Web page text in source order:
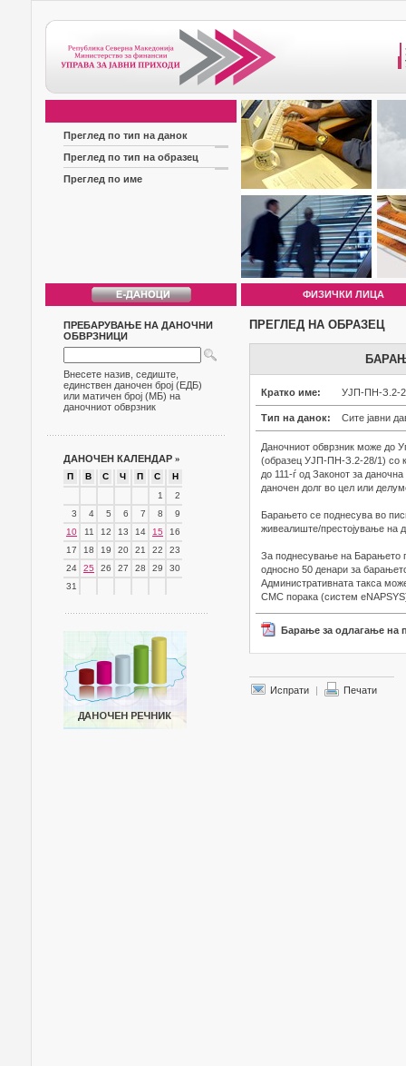
Преглед по тип на данок
Преглед по тип на образец
Преглед по име
ФИЗИЧКИ ЛИЦА
ПРЕБАРУВАЊЕ НА ДАНОЧНИ
ОБВРЗНИЦИ
Внесете назив, седиште,
единствен даночен број (ЕДБ)
или матичен број (МБ) на
даночниот обврзник
ДАНОЧЕН КАЛЕНДАР »
П В С Ч П С
Н
1
2
3
4 5 6 7 8
9
10
11 12 13 14 15
16
17
18 19 20 21 22
23
24
25 26 27 28 29
30
31
ПРЕГЛЕД НА ОБРАЗЕЦ
Кратко име: УЈП-ПН-З.2-
Тип на данок: Сите јавни
Даночниот обврзник може до
(образец УЈП-ПН-З.2-28/1) со
до 111-ѓ од Законот за
даночен долг во цел или
Барањето се поднесува во
живеалиште/престојување на
За поднесување на Барањето
односно 50 денари за
Административната такса
СМС порака (систем
Барање за одлагање на
Испрати | Печати